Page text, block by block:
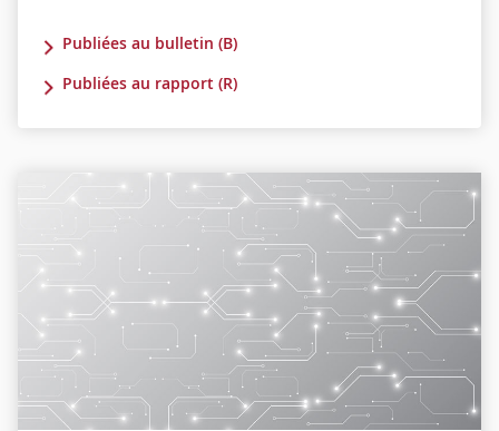
Publiées au bulletin (B)
Publiées au rapport (R)